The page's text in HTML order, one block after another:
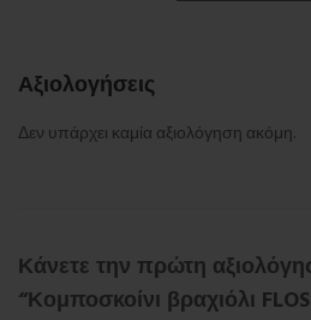
Αξιολογήσεις
Δεν υπάρχει καμία αξιολόγηση ακόμη.
Κάνετε την πρώτη
“Κομποσκοίνι βραχιόλι